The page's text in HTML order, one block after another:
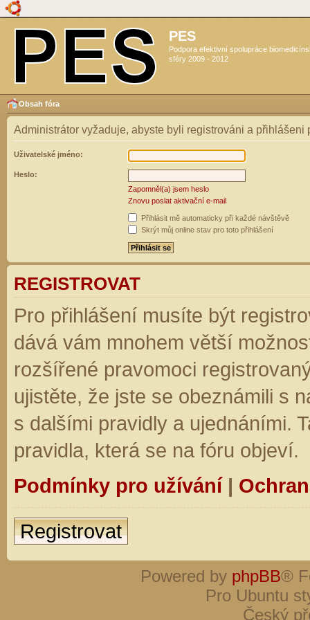
PES
Podpora efektivní spolupráce
sféry 2009 - 2012
Obsah fóra
Administrátor vyžaduje, abyste byli registrováni a přihlášeni
Uživatelské jméno:
Heslo:
Zapomněl(a) jsem heslo
Znovu poslat aktivační e-mail
Přihlásit mě automaticky při každé návštěvě
Skrýt můj online stav pro toto přihlášení
REGISTROVAT
Pro přihlášení musíte být
dává vám mnohem větší
rozšířené pravomoci
ujistěte, že jste se obeznámili s
s dalšími pravidly a ujednáními.
pravidla, která se na fóru objeví.
Podmínky pro užívání|
Registrovat
Powered by phpBB®
Pro Ubuntu
Český